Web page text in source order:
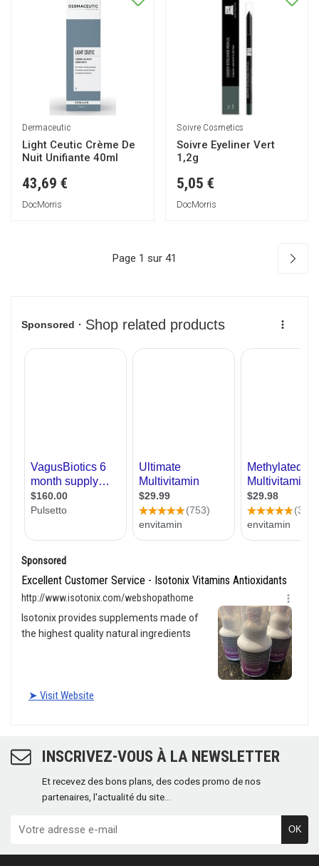
Dermaceutic
Light Ceutic Crème De
Nuit Unifiante 40ml
43,69 €
DocMorris
Soivre Cosmetics
Soivre Eyeliner Vert
1,2g
5,05 €
DocMorris
Page 1 sur 41
INSCRIVEZ-VOUS À LA NEWSLETTER
Et recevez des bons plans, des codes promo de nos
partenaires, l'actualité du site...
OK